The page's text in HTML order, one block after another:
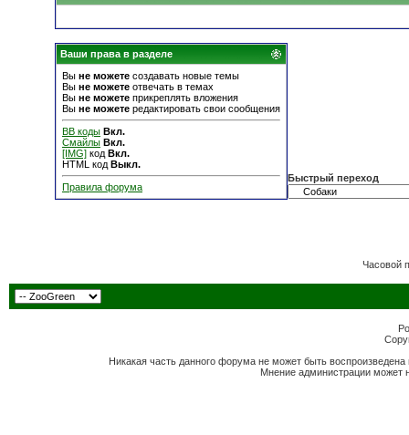
Ваши права в разделе
Вы не можете создавать новые темы
Вы не можете отвечать в темах
Вы не можете прикреплять вложения
Вы не можете редактировать свои сообщения
BB коды Вкл.
Смайлы Вкл.
[IMG] код Вкл.
HTML код Выкл.
Правила форума
Быстрый переход
Часовой
Никакая часть данного форума не может быть
Мнение администрации может